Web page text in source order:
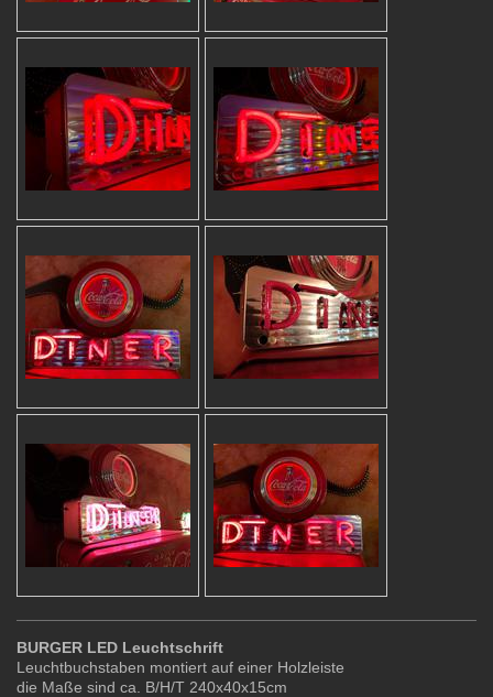
BURGER LED Leuchtschrift
Leuchtbuchstaben montiert auf einer Holzleiste
die Maße sind ca. B/H/T 240x40x15cm